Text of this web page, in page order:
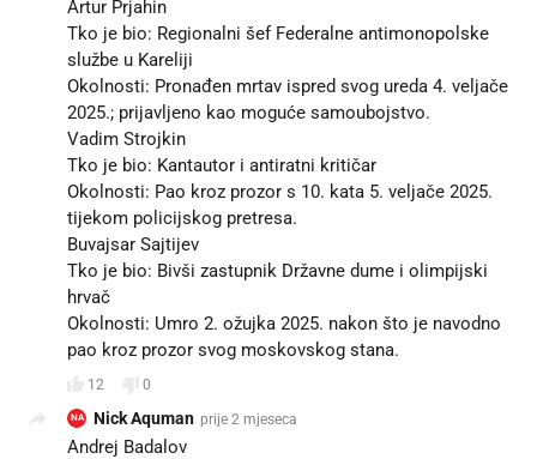
Artur Prjahin
Tko je bio: Regionalni šef Federalne antimonopolske
službe u Kareliji
Okolnosti: Pronađen mrtav ispred svog ureda 4. veljače
2025.; prijavljeno kao moguće samoubojstvo.
Vadim Strojkin
Tko je bio: Kantautor i antiratni kritičar
Okolnosti: Pao kroz prozor s 10. kata 5. veljače 2025.
tijekom policijskog pretresa.
Buvajsar Sajtijev
Tko je bio: Bivši zastupnik Državne dume i olimpijski
hrvač
Okolnosti: Umro 2. ožujka 2025. nakon što je navodno
pao kroz prozor svog moskovskog stana.
12 0
NA Nick Aquman prije 2 mjeseca
Andrej Badalov